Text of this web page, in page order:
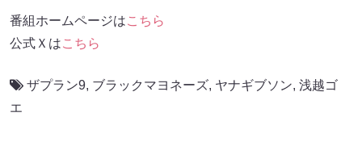
番組ホームページはこちら
公式Ｘはこちら
ザプラン9, ブラックマヨネーズ, ヤナギブソン, 浅越ゴ
エ